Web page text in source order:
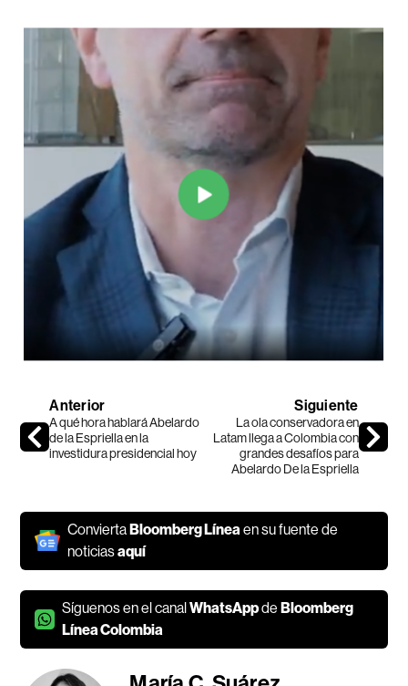
Anterior
A qué hora hablará Abelardo
de la Espriella en la
investidura presidencial hoy
Siguiente
La ola conservadora en
Latam llega a Colombia con
grandes desafíos para
Abelardo De la Espriella
ConviertaBloomberg Línea en su fuente de
noticiasaquí
Síguenos en el canalWhatsAppdeBloomberg
Línea Colombia